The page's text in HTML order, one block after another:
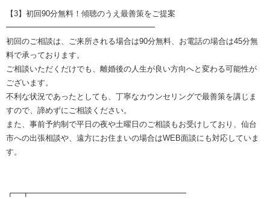
【3】初回90分無料！傾聴のうえ最善策をご提案
━━━━━━━━━━━━━━━━━━━
初回のご相談は、ご来所される場合は90分無料、お電話の場合は45分無
料で承っております。
ご相談いただくだけでも、離婚後の人生が良い方向へと変わる可能性が
ございます。
不利な状況であったとしても、丁寧なカウンセリングで最善策を講じま
すので、諦めずにご相談ください。
また、事前予約制で平日の夜や土曜日のご相談もお受けしており、仙台
市への出張相談や、遠方にお住まいの場合はWEB面談にも対応していま
す。
┏━┳━━━━━━━━━━━━━━━━━━━━